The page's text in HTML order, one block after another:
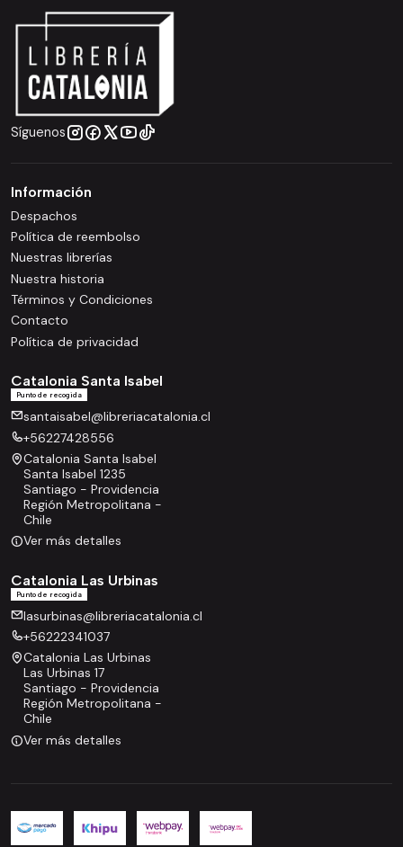
Síguenos
Información
Despachos
Política de reembolso
Nuestras librerías
Nuestra historia
Términos y Condiciones
Contacto
Política de privacidad
Catalonia Santa Isabel
Punto de recogida
santaisabel@libreriacatalonia.cl
+56227428556
Catalonia Santa Isabel
Santa Isabel 1235
Santiago - Providencia
Región Metropolitana -
Chile
Ver más detalles
Catalonia Las Urbinas
Punto de recogida
lasurbinas@libreriacatalonia.cl
+56222341037
Catalonia Las Urbinas
Las Urbinas 17
Santiago - Providencia
Región Metropolitana -
Chile
Ver más detalles